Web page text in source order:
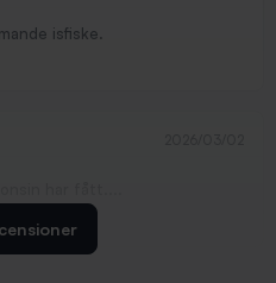
isfiske.